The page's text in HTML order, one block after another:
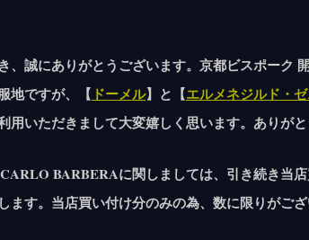
誠にありがとうございます。京都ビスポーク
地ですが、【 ドーメル】と【エルメネジルド・
いただきまして大変嬉しく思います。ありがと
BARBERAに関しましては、引き続き当店
ます。当店買い付け分のみの為、数に限りがご